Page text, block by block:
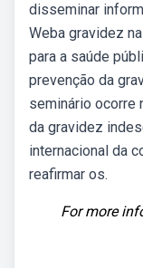
disseminar
Weba gravidez
para a saúde
prevenção da
seminário ocorre
da gravidez
internacional da
reafirmar os.
For more